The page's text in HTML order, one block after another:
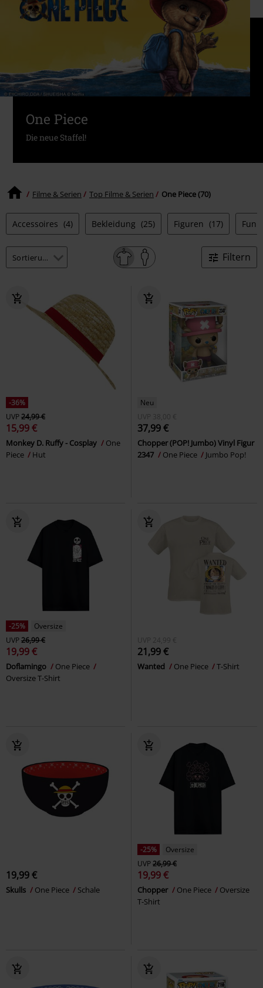
One Piece
Die neue Staffel!
Filme & Serien Top Filme & Serien One Piece (70)
Accessoires (4) Bekleidung (25) Figuren (17)
Filtern
-36%
UVP24,99 €
15,99 €
Monkey D. Ruffy - Cosplay
One
Piece
Hut
Neu
UVP
38,00 €
37,99 €
Chopper (POP! Jumbo) Vinyl Figur
2347
One Piece Jumbo Pop!
-25%
Oversize
UVP26,99 €
19,99 €
Doflamingo
One Piece
Oversize T-Shirt
UVP 24,99 €
21,99 €
Wanted One Piece T-Shirt
19,99 €
Skulls One Piece Schale
-25%
Oversize
UVP26,99 €
19,99 €
Chopper One Piece
Oversize
T-Shirt